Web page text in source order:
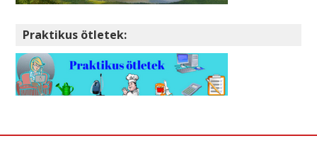
Praktikus ötletek: